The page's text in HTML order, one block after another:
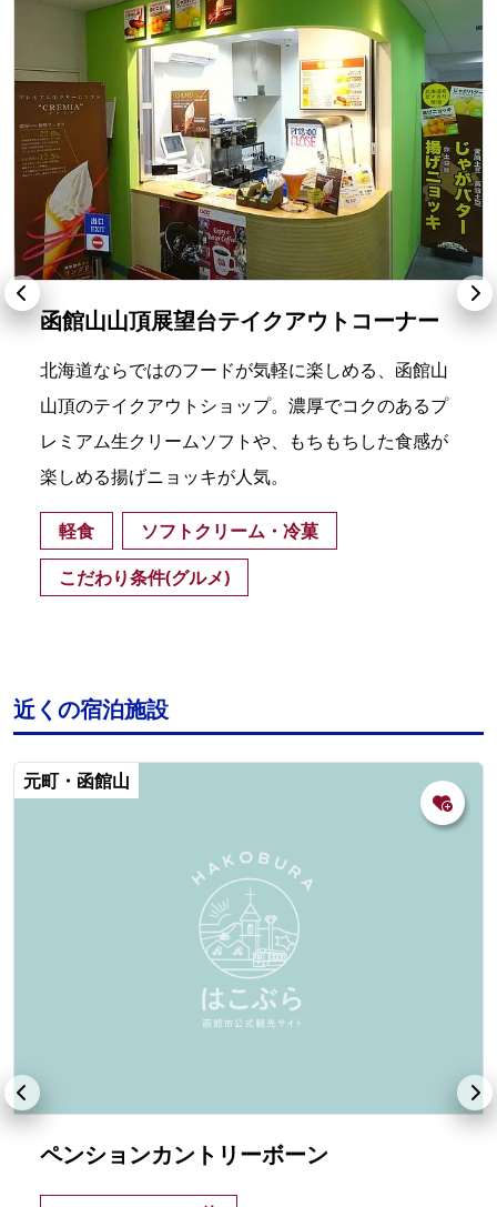
函館山山頂展望台テイクアウトコーナー
北海道ならではのフードが気軽に楽しめる、函館山
山頂のテイクアウトショップ。濃厚でコクのあるプ
レミアム生クリームソフトや、もちもちした食感が
楽しめる揚げニョッキが人気。
軽食
ソフトクリーム・冷菓
こだわり条件(グルメ)
近くの宿泊施設
元町・函館山
ペンションカントリーボーン